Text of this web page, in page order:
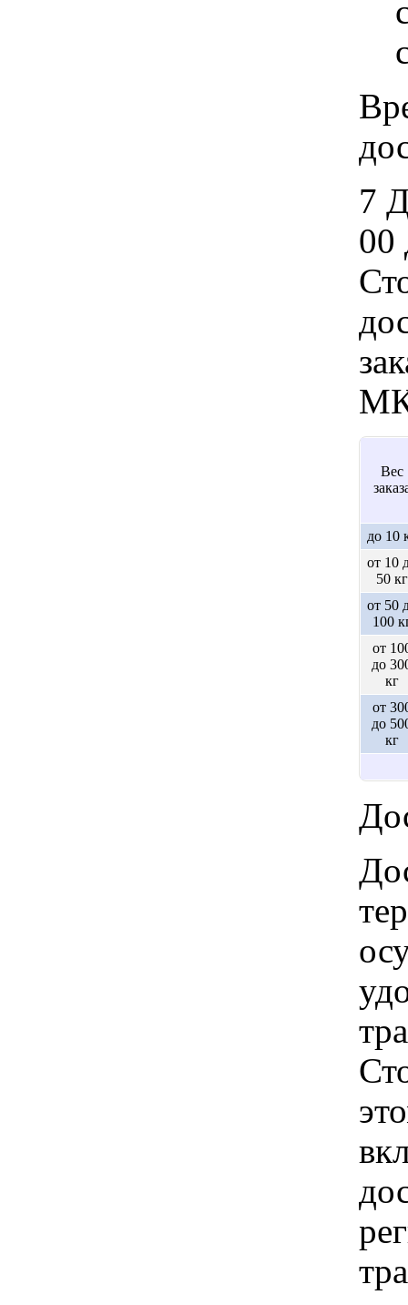
7
00
Вес
до 10
от 10
50 кг
от 50
100
от
до
кг
от
до
кг